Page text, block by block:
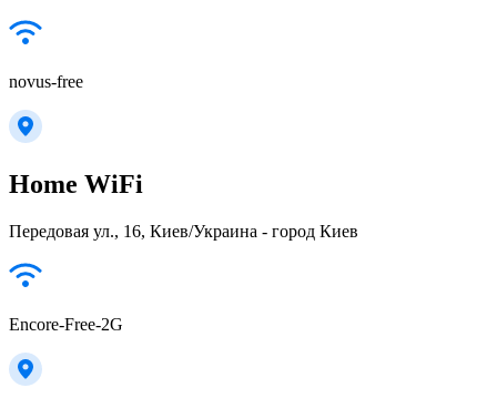
novus-free
Home WiFi
Передовая ул., 16, Киев/Украина - город Киев
Encore-Free-2G